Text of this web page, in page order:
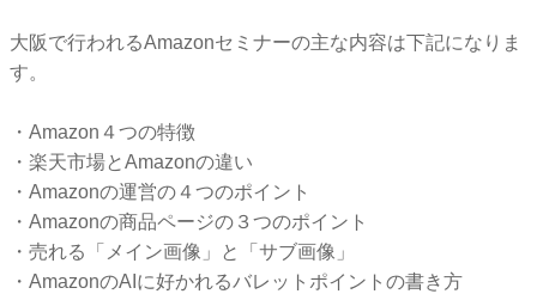
大阪で行われるAmazonセミナーの主な内容は下記になりま
す。
・Amazon４つの特徴
・楽天市場とAmazonの違い
・Amazonの運営の４つのポイント
・Amazonの商品ページの３つのポイント
・売れる「メイン画像」と「サブ画像」
・AmazonのAIに好かれるバレットポイントの書き方